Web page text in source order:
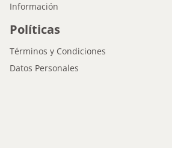
Información
Políticas
Términos y Condiciones
Datos Personales